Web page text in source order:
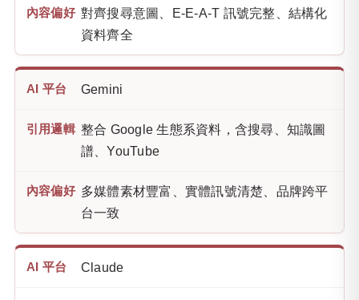
對齊搜尋意圖、E-E-A-T 訊號完整、結構化
資料齊全
Gemini
整合 Google 生態系資料，含搜尋、知識圖
譜、YouTube
多媒體素材豐富、實體訊號清楚、品牌跨平
台一致
Claude